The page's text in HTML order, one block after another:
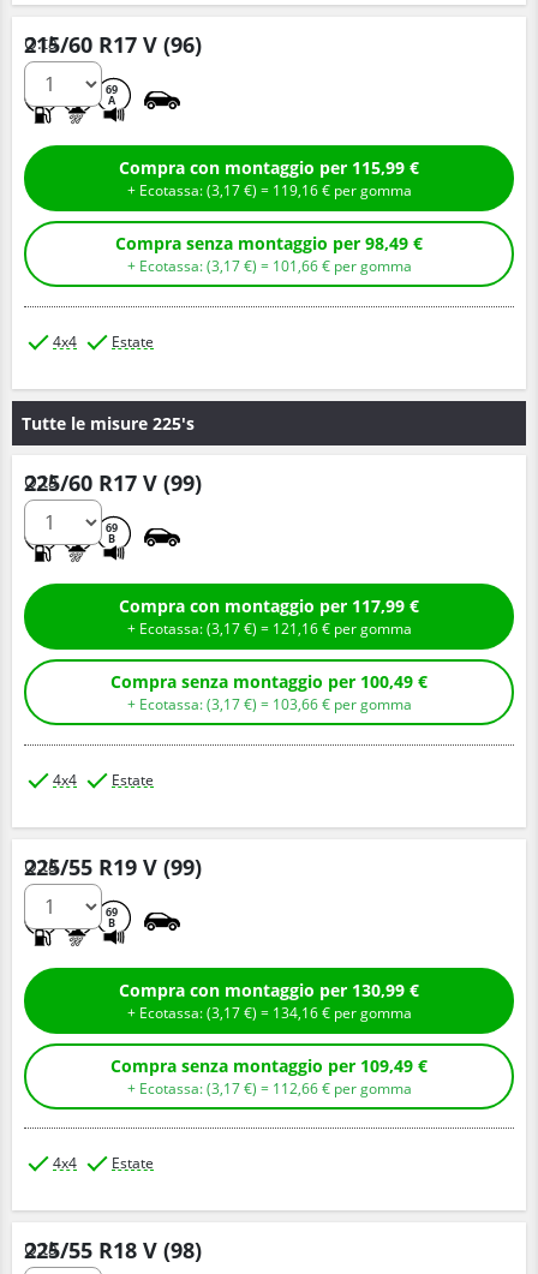
215/60 R17 V (96)
69
A
Q.tà
Compra con montaggio per 115,99 €
+ Ecotassa: (3,17€ ) = 119,16€ per gomma
Compra senza montaggio per 98,49 €
+ Ecotassa: (3,17€ ) = 101,66€ per gomma
4x4 Estate
Tutte le misure 225's
225/60 R17 V (99)
69
B
Q.tà
Compra con montaggio per 117,99 €
+ Ecotassa: (3,17€ ) = 121,16€ per gomma
Compra senza montaggio per 100,49 €
+ Ecotassa: (3,17€ ) = 103,66€ per gomma
4x4 Estate
225/55 R19 V (99)
69
B
Q.tà
Compra con montaggio per 130,99 €
+ Ecotassa: (3,17€ ) = 134,16€ per gomma
Compra senza montaggio per 109,49 €
+ Ecotassa: (3,17€ ) = 112,66€ per gomma
4x4 Estate
225/55 R18 V (98)
Q.tà